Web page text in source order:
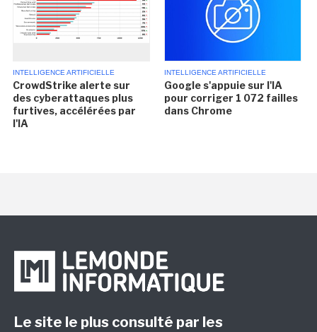
INTELLIGENCE ARTIFICIELLE
CrowdStrike alerte sur
des cyberattaques plus
furtives, accélérées par
l'IA
INTELLIGENCE ARTIFICIELLE
Google s'appuie sur l'IA
pour corriger 1 072 failles
dans Chrome
Le site le plus consulté par les